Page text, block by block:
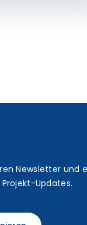
Newsletter und
Updates.